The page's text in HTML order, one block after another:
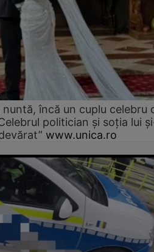
încă un cuplu celebru
politician și soția lui
www.unica.ro